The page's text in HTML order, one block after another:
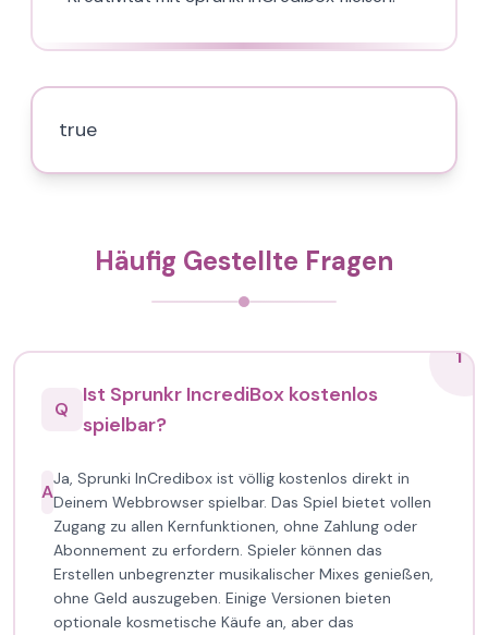
true
Häufig Gestellte Fragen
1
Q
Ist Sprunkr IncrediBox kostenlos
spielbar?
A
Ja, Sprunki InCredibox ist völlig kostenlos direkt in
Deinem Webbrowser spielbar. Das Spiel bietet vollen
Zugang zu allen Kernfunktionen, ohne Zahlung oder
Abonnement zu erfordern. Spieler können das
Erstellen unbegrenzter musikalischer Mixes genießen,
ohne Geld auszugeben. Einige Versionen bieten
optionale kosmetische Käufe an, aber das